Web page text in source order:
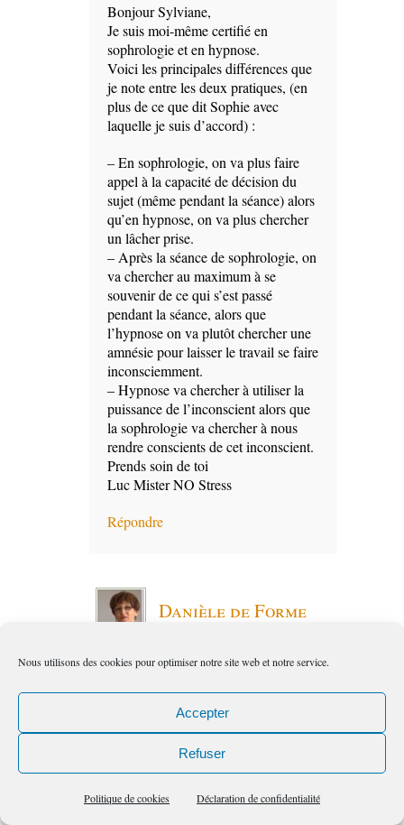
Nous utilisons des cookies pour optimiser notre site web et notre service.
Accepter
Refuser
Politique de cookies Déclaration de confidentialité
Bonjour Sylviane,
Je suis moi-même certifié en
sophrologie et en hypnose.
Voici les principales différences que
je note entre les deux pratiques, (en
plus de ce que dit Sophie avec
laquelle je suis d’accord) :
– En sophrologie, on va plus faire
appel à la capacité de décision du
sujet (même pendant la séance) alors
qu’en hypnose, on va plus chercher
un lâcher prise.
– Après la séance de sophrologie, on
va chercher au maximum à se
souvenir de ce qui s’est passé
pendant la séance, alors que
l’hypnose on va plutôt chercher une
amnésie pour laisser le travail se faire
inconsciemment.
– Hypnose va chercher à utiliser la
puissance de l’inconscient alors que
la sophrologie va chercher à nous
rendre conscients de cet inconscient.
Prends soin de toi
Luc Mister NO Stress
Répondre
Danièle de Forme
Bonjour Sophie, bonjour Sylviane,
Merci pour cet article qui nous révèle
nos possibilités hypnotiques.
Je pense que sans les savoir chaque